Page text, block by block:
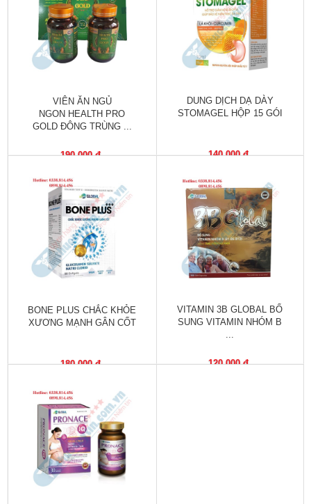
Hỗ
trợ
sinh
sản
Làm
đẹp,
Oxy
Ăn
ngon,
ngủ
ngon
Chăm
khỏe
Khoáng
Thuốc
giảm
cân
Thuốc
tăng
VIÊN ĂN NGỦ
NGON HEALTH PRO
GOLD ĐÔNG TRÙNG ...
190,000 đ
DUNG DỊCH DẠ DÀY
STOMAGEL HỘP 15 GÓI
140,000 đ
BONE PLUS CHẮC KHỎE
XƯƠNG MẠNH GÂN CỐT
180,000 đ
VITAMIN 3B GLOBAL BỔ
SUNG VITAMIN NHÓM B
120,000 đ